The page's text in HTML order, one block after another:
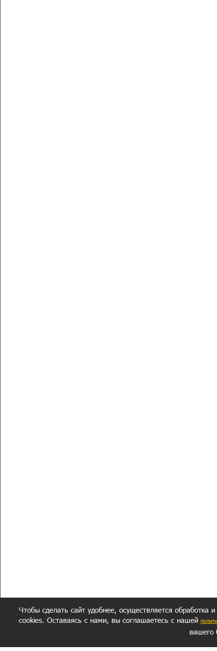
Чтобы сделать сайт удобнее, осуществляется обработка
cookies. Оставаясь с нами, вы соглашаетесь с нашей
вашего